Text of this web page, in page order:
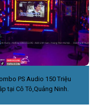
PS Audio 150 Triệu
tại Cô Tô,Quảng Ninh.